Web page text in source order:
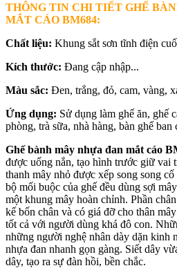
THÔNG TIN CHI TIẾT GHẾ
MẮT CÁO BM684:
Chất liệu: Khung sắt sơn tĩnh điện
Kích thước: Đang cập nhập...
Màu sắc: Đen, trắng, đỏ, cam, vàng,
Ứng dụng: Sử dụng làm ghế ăn, ghế
phòng, trà sữa, nhà hàng, bàn ghế
Ghế bành mây nhựa đan mắt cáo
được uống nắn, tạo hình trước giữ vai
thanh mây nhỏ được xếp song song
bộ mối buộc của ghế đều dùng sợi
một khung mây hoàn chỉnh. Phần
kế bốn chân và có giá đỡ cho thân
tốt cả với người dùng khá đô con.
những người nghệ nhân dày dặn kinh
nhựa đan nhanh gọn gàng. Siết dây
dây, tạo ra sự đàn hồi, bền chắc.